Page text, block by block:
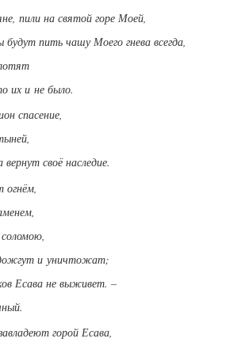
пили на святой горе Моей,
пить чашу Моего гнева всегда,
их и не было.
спасение,
своё наследие.
огнём,
и уничтожат;
Есава не выживет. –
горой Есава,